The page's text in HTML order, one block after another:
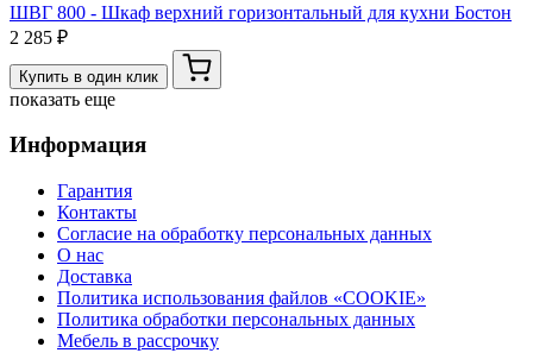
ШВГ 800 - Шкаф верхний горизонтальный для кухни Бостон
2 285 ₽
Купить в один клик
показать еще
Информация
Гарантия
Контакты
Согласие на обработку персональных данных
О нас
Доставка
Политика использования файлов «COOKIE»
Политика обработки персональных данных
Мебель в рассрочку